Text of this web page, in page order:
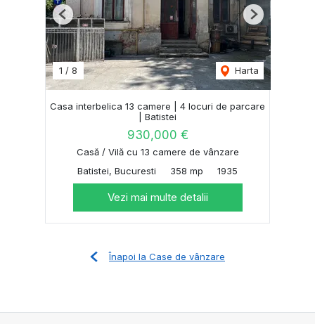
1 / 8 Harta
Previous Next
Casa interbelica 13 camere | 4 locuri de parcare
| Batistei
930,000 €
Casă / Vilă cu 13 camere de vânzare
Batistei, Bucuresti
358 mp 1935
Vezi mai multe detalii
Înapoi la Case de vânzare